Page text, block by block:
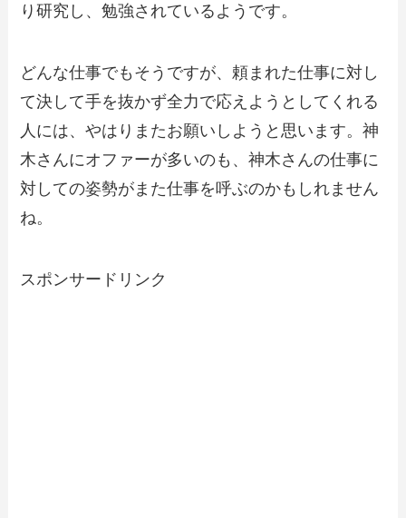
り研究し、勉強されているようです。
どんな仕事でもそうですが、頼まれた仕事に対し
て決して手を抜かず全力で応えようとしてくれる
人には、やはりまたお願いしようと思います。神
木さんにオファーが多いのも、神木さんの仕事に
対しての姿勢がまた仕事を呼ぶのかもしれません
ね。
スポンサードリンク